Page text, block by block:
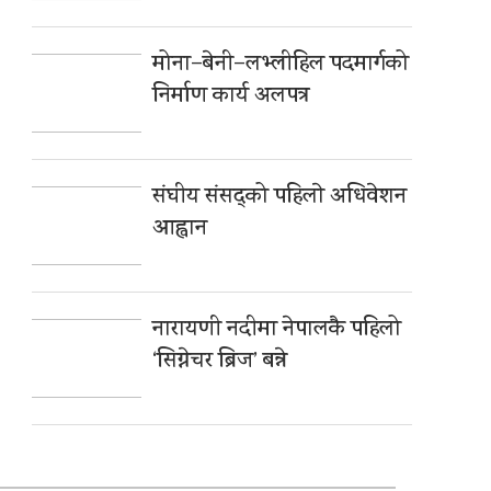
मोना–बेनी–लभ्लीहिल पदमार्गको
निर्माण कार्य अलपत्र
संघीय संसद्को पहिलाे अधिवेशन
आह्वान
नारायणी नदीमा नेपालकै पहिलो
‘सिग्नेचर ब्रिज’ बन्ने